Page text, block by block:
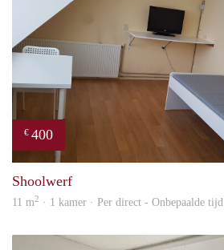
€ 400
Shoolwerf
11 m2 · 1 kamer · Per direct - Onbepaalde tijd